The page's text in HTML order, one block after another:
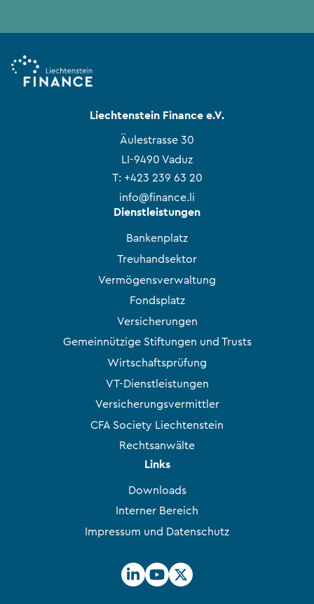
Liechtenstein Finance e.V.
Äulestrasse 30
LI-9490 Vaduz
T: +423 239 63 20
info@finance.li
Dienstleistungen
Bankenplatz
Treuhandsektor
Vermögensverwaltung
Fondsplatz
Versicherungen
Gemeinnützige Stiftungen und Trusts
Wirtschaftsprüfung
VT-Dienstleistungen
Versicherungsvermittler
CFA Society Liechtenstein
Rechtsanwälte
Links
Downloads
Interner Bereich
Impressum und Datenschutz